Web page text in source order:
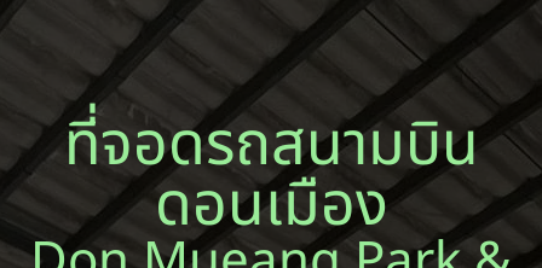
ที่จอดรถสนามบิน
ดอนเมือง